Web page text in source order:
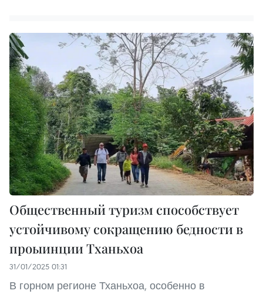
Общественный туризм способствует
устойчивому сокращению бедности в
проыинции Тханьхоа
31/01/2025 01:31
В горном регионе Тханьхоа, особенно в